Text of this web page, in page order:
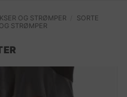
OG STRØMPER
SORTE
STRØMPER